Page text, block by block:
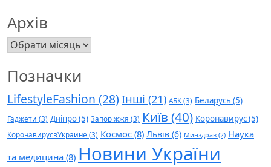
Архів
Архів
Позначки
LifestyleFashion (28) Інші (21) АБК(3) Беларусь(5)
Гаджети (3) Дніпро(5) Запоріжжя (3) Київ (40) Коронавирус(5)
КоронавирусвУкраине (3) Космос (8) Львів (6) Минздрав (2) Наука
та медицина (8) Новини України